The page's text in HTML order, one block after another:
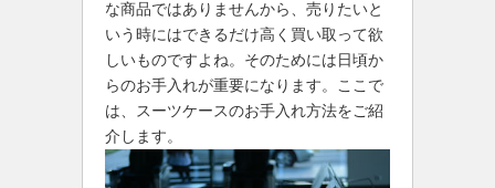
な商品ではありませんから、売りたいと
いう時にはできるだけ高く買い取って欲
しいものですよね。そのためには日頃か
らのお手入れが重要になります。ここで
は、スーツケースのお手入れ方法をご紹
介します。